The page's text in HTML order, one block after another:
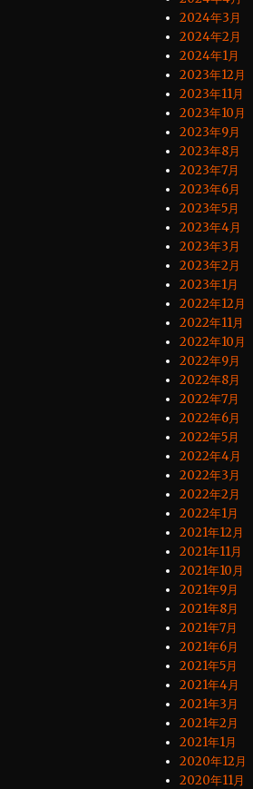
2024年3月
2024年2月
2024年1月
2023年12月
2023年11月
2023年10月
2023年9月
2023年8月
2023年7月
2023年6月
2023年5月
2023年4月
2023年3月
2023年2月
2023年1月
2022年12月
2022年11月
2022年10月
2022年9月
2022年8月
2022年7月
2022年6月
2022年5月
2022年4月
2022年3月
2022年2月
2022年1月
2021年12月
2021年11月
2021年10月
2021年9月
2021年8月
2021年7月
2021年6月
2021年5月
2021年4月
2021年3月
2021年2月
2021年1月
2020年12月
2020年11月